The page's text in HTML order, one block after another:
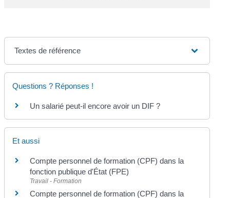
Textes de référence
Questions ? Réponses !
Un salarié peut-il encore avoir un DIF ?
Et aussi
Compte personnel de formation (CPF) dans la
fonction publique d'État (FPE)
Travail - Formation
Compte personnel de formation (CPF) dans la